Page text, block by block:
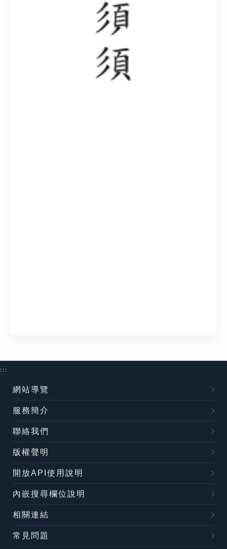
:::
網站導覽
服務簡介
聯絡我們
版權聲明
開放API使用說明
內嵌搜尋欄位說明
相關連結
常見問題